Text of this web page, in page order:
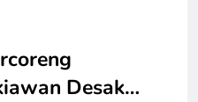
Desak…